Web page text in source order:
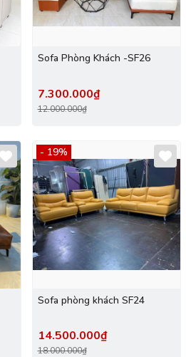
Sofa Phòng Khách -SF26
7.300.000₫
12.000.000₫
- 19%
Sofa phòng khách SF24
14.500.000₫
18.000.000₫